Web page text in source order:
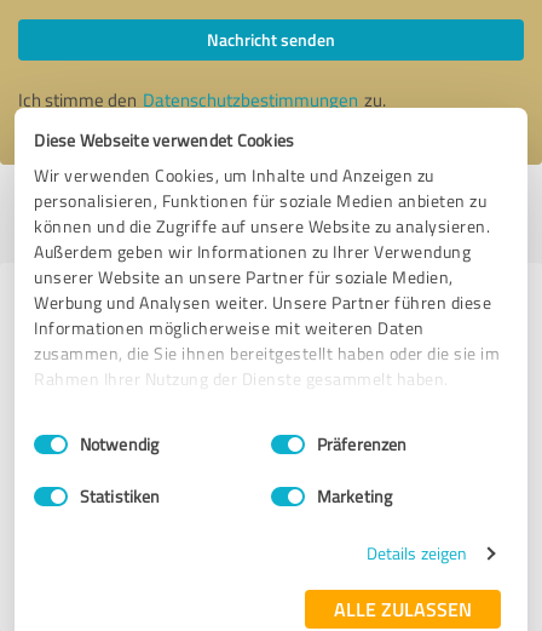
Diese Webseite verwendet Cookies
Wir verwenden Cookies, um Inhalte und Anzeigen zu
personalisieren, Funktionen für soziale Medien anbieten zu
können und die Zugriffe auf unsere Website zu analysieren.
Außerdem geben wir Informationen zu Ihrer Verwendung
unserer Website an unsere Partner für soziale Medien,
Werbung und Analysen weiter. Unsere Partner führen diese
Informationen möglicherweise mit weiteren Daten
zusammen, die Sie ihnen bereitgestellt haben oder die sie im
Rahmen Ihrer Nutzung der Dienste gesammelt haben.
Impressum Datenschutzbestimmungen
Einwilligungsauswahl
Notwendig Präferenzen
Statistiken Marketing
Details zeigen
ALLE ZULASSEN
Nachricht senden
Ich stimme den Datenschutzbestimmungen zu.
Profil aktiv seit 10.03.2023 |Letzte Aktualisierung: 28.04.2023|Profil
melden
Erfahrungen zu weiteren
Anbietern aus dem Bereich
Weiterbildung
Christoph Hauke